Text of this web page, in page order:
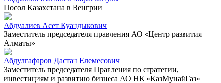
Посол Казахстана в Венгрии
Абдуалиев Асет Куандыкович
Заместитель председателя правления АО «Центр развития
Алматы»
Абдулгафаров Дастан Елемесович
Заместитель председателя Правления по стратегии,
инвестициям и развитию бизнеса АО НК «КазМунайГаз»